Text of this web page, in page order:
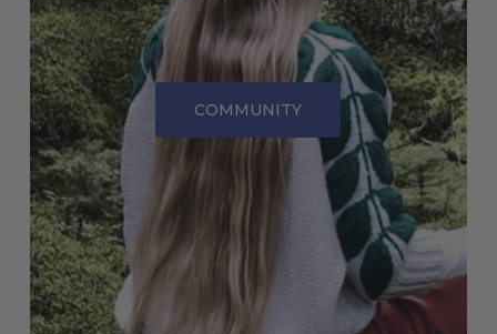
COMMUNITY